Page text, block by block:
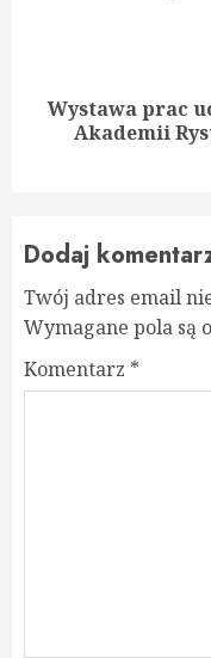
Next
post:
Wystawa prac
Akademii
Dodaj
Twój adres email
Wymagane pola są
Komentarz *